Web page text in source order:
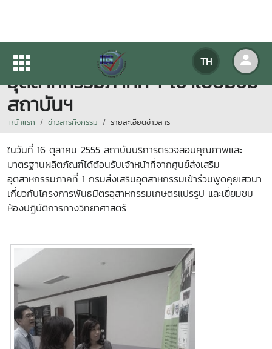
TH
เจ้าหน้าที่ศูนย์ส่งเสริม
อุตสาหกรรมภาคที่ 1 เข้าเยี่ยมชม
สถาบันฯ
หน้าแรก ข่าวสารกิจกรรม รายละเอียดข่าวสาร
ในวันที่ 16 ตุลาคม 2555 สถาบันบริการตรวจสอบคุณภาพและ
มาตรฐานผลิตภัณฑ์ได้ต้อนรับเจ้าหน้าที่จากศูนย์ส่งเสริม
อุตสาหกรรมภาคที่ 1 กรมส่งเสริมอุตสาหกรรมเข้าร่วมพูดคุยเสวนา
เกี่ยวกับโครงการพันธมิตรอุสาหกรรมเกษตรแปรรูป และเยี่ยมชม
ห้องปฏิบัติการทางวิทยาศาสตร์